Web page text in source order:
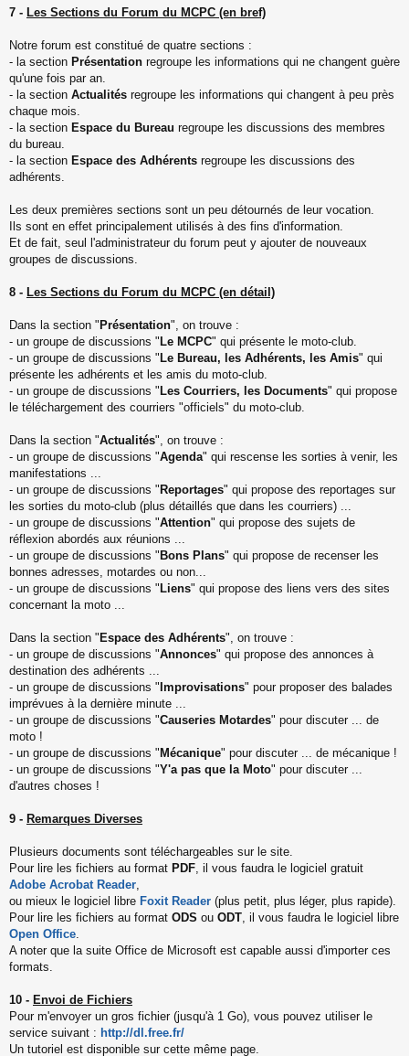
7 - Les Sections du Forum du MCPC (en bref)
Notre forum est constitué de quatre sections :
- la section Présentation regroupe les informations qui ne changent guère
qu'une fois par an.
- la section Actualités regroupe les informations qui changent à peu près
chaque mois.
- la section Espace du Bureau regroupe les discussions des membres
du bureau.
- la section Espace des Adhérents regroupe les discussions des
adhérents.
Les deux premières sections sont un peu détournés de leur vocation.
Ils sont en effet principalement utilisés à des fins d'information.
Et de fait, seul l'administrateur du forum peut y ajouter de nouveaux
groupes de discussions.
8 - Les Sections du Forum du MCPC (en détail)
Dans la section " Présentation", on trouve :
- un groupe de discussions " Le MCPC" qui présente le moto-club.
- un groupe de discussions " Le Bureau, les Adhérents, les Amis" qui
présente les adhérents et les amis du moto-club.
- un groupe de discussions " Les Courriers, les Documents" qui propose
le téléchargement des courriers "officiels" du moto-club.
Dans la section "Actualités", on trouve :
- un groupe de discussions "Agenda" qui rescense les sorties à venir, les
manifestations ...
- un groupe de discussions " Reportages" qui propose des reportages sur
les sorties du moto-club (plus détaillés que dans les courriers) ...
- un groupe de discussions "Attention" qui propose des sujets de
réflexion abordés aux réunions ...
- un groupe de discussions " Bons Plans" qui propose de recenser les
bonnes adresses, motardes ou non...
- un groupe de discussions " Liens" qui propose des liens vers des sites
concernant la moto ...
Dans la section " Espace des Adhérents", on trouve :
- un groupe de discussions "Annonces" qui propose des annonces à
destination des adhérents ...
- un groupe de discussions " Improvisations" pour proposer des balades
imprévues à la dernière minute ...
- un groupe de discussions "Causeries Motardes" pour discuter ... de
moto !
- un groupe de discussions " Mécanique" pour discuter ... de mécanique !
- un groupe de discussions "Y'a pas que la Moto" pour discuter ...
d'autres choses !
9 - Remarques Diverses
Plusieurs documents sont téléchargeables sur le site.
Pour lire les fichiers au format PDF, il vous faudra le logiciel gratuit
Adobe Acrobat Reader,
ou mieux le logiciel libre Foxit Reader (plus petit, plus léger, plus rapide).
Pour lire les fichiers au format ODS ou ODT, il vous faudra le logiciel libre
Open Office.
A noter que la suite Office de Microsoft est capable aussi d'importer ces
formats.
10 - Envoi de Fichiers
Pour m'envoyer un gros fichier (jusqu'à 1 Go), vous pouvez utiliser le
service suivant : http://dl.free.fr/
Un tutoriel est disponible sur cette même page.